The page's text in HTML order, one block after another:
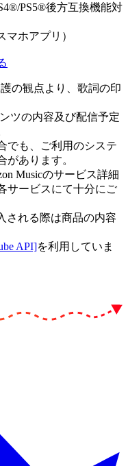
PS5®後方互換機能対
マホアプリ）
の観点より、歌詞の印
ツの内容及び配信予定
でも、ご利用のシステ
があります。
Musicのサービス詳細
サービスにて十分にご
される際は商品の内容
API]を利用していま